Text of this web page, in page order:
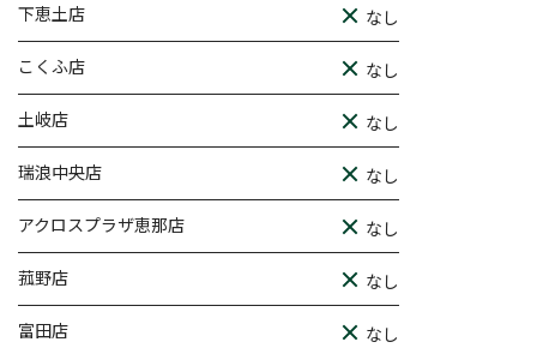
下恵土店 なし
こくふ店 なし
土岐店 なし
瑞浪中央店 なし
アクロスプラザ恵那店 なし
菰野店 なし
富田店 なし